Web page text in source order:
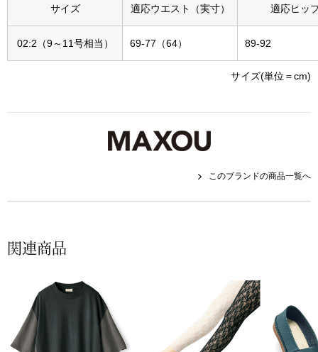
ブレスレット
帽子
マフラー／ス
スカーフ／ス
サイズ 適応ウエスト（実寸） 適応ヒッ
02:2（9～11号相当） 69-77（64） 89-92
サイズ(単位＝cm)
このブランドの商品一覧へ
関連商品